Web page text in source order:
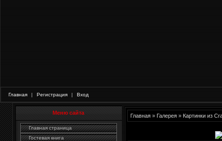
Главная | Регистрация | Вход
Меню сайта
Главная страница
Гостевая книга
Главная» Галерея» Картинки из